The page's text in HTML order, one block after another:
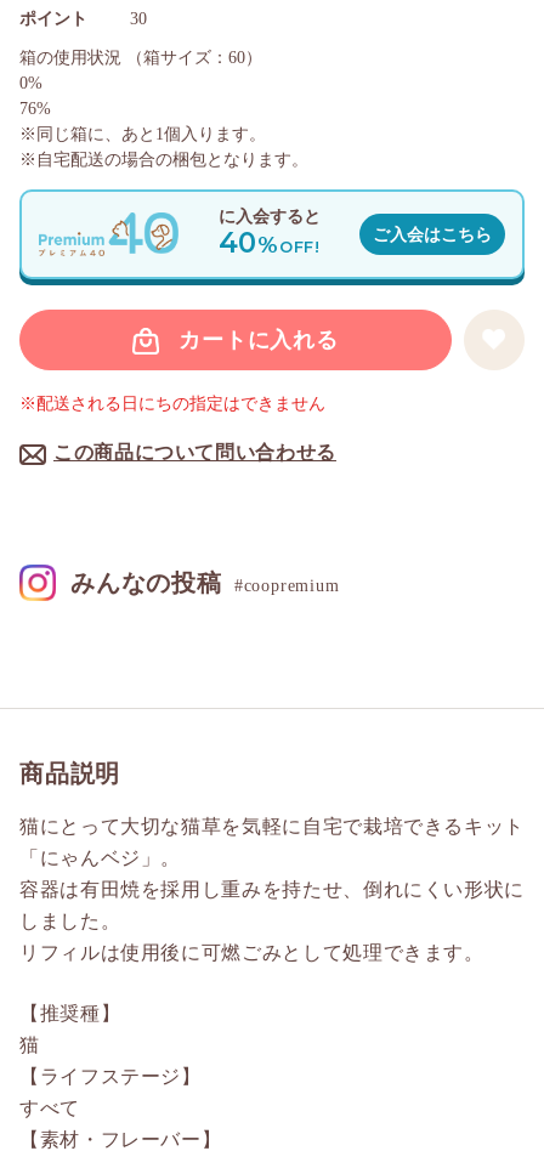
ポイント 30
カートに入れる
この商品について問い合わせる
※配送される日にちの指定はできません
に入会すると
40%OFF!
ご入会はこちら
箱の使用状況
（箱サイズ：60）
0%
76%
※同じ箱に、あと 1個入ります。
※自宅配送の場合の梱包となります。
商品説明
猫にとって大切な猫草を気軽に自宅で栽培できるキット
「にゃんベジ」。
容器は有田焼を採用し重みを持たせ、倒れにくい形状に
しました。
リフィルは使用後に可燃ごみとして処理できます。
【推奨種】
猫
【ライフステージ】
すべて
【素材・フレーバー】
みんなの投稿 #coopremium